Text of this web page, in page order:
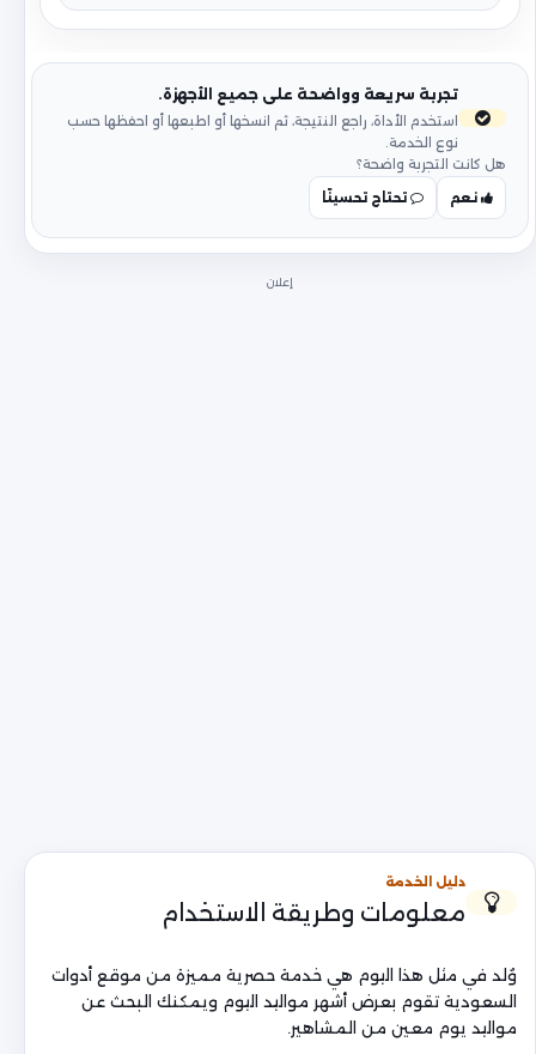
تجربة سريعة وواضحة على جميع الأجهزة.
استخدم الأداة، راجع النتيجة، ثم انسخها أو اطبعها أو احفظها حسب
نوع الخدمة.
هل كانت التجربة واضحة؟
نعم
تحتاج تحسينًا
إعلان
دليل الخدمة
معلومات وطريقة الاستخدام
وُلد في مثل هذا اليوم هي خدمة حصرية مميزة من موقع أدوات
السعودية تقوم بعرض أشهر مواليد اليوم ويمكنك البحث عن
مواليد يوم معين من المشاهير.